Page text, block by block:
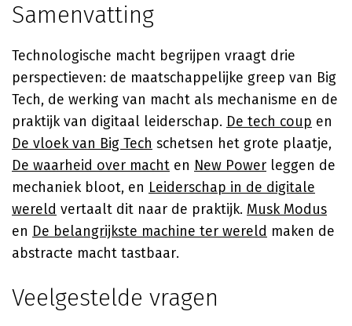
Samenvatting
Technologische macht begrijpen vraagt drie
perspectieven: de maatschappelijke greep van Big
Tech, de werking van macht als mechanisme en de
praktijk van digitaal leiderschap. De tech coup en
De vloek van Big Tech schetsen het grote plaatje,
De waarheid over macht en New Power leggen de
mechaniek bloot, en Leiderschap in de digitale
wereld vertaalt dit naar de praktijk. Musk Modus
en De belangrijkste machine ter wereld maken de
abstracte macht tastbaar.
Veelgestelde vragen